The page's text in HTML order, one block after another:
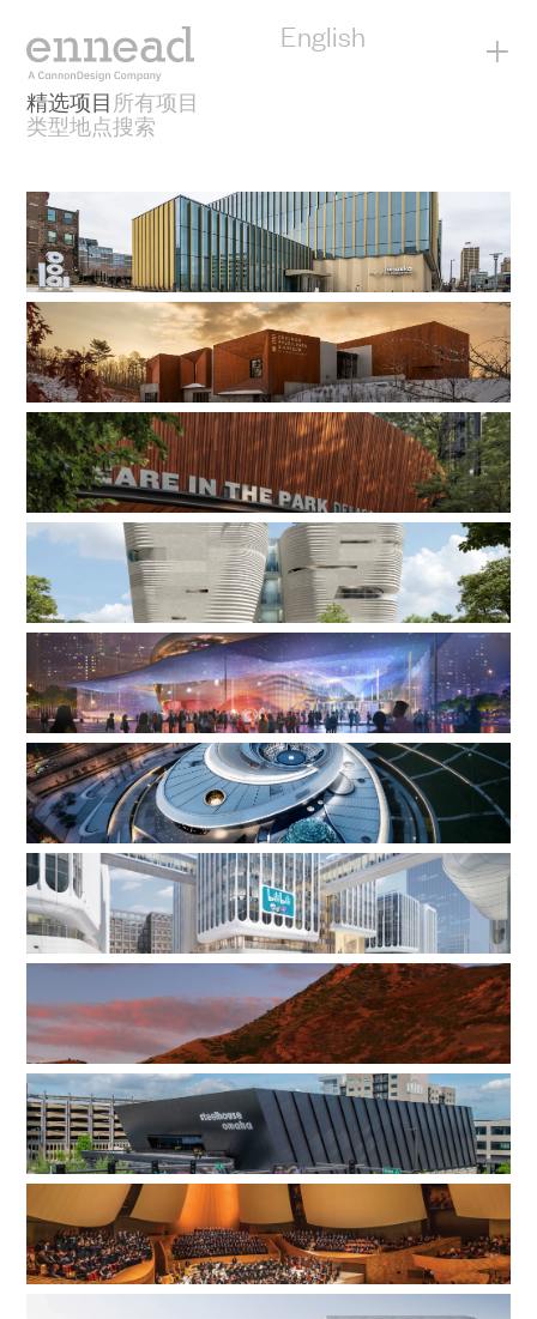
English +
精选项目 所有项目
类型地点搜索